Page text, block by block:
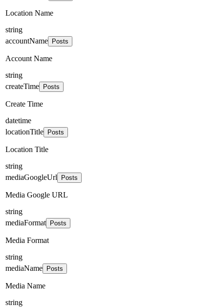
Location Name
string
accountName
Posts
Account Name
string
createTime
Posts
Create Time
datetime
locationTitle
Posts
Location Title
string
mediaGoogleUrl
Posts
Media Google URL
string
mediaFormat
Posts
Media Format
string
mediaName
Posts
Media Name
string